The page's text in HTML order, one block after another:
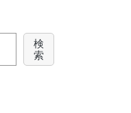
検
索